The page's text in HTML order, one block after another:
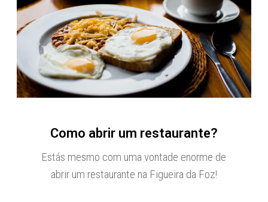
Como abrir um restaurante?
Estás mesmo com uma vontade enorme de
abrir um restaurante na Figueira da Foz!